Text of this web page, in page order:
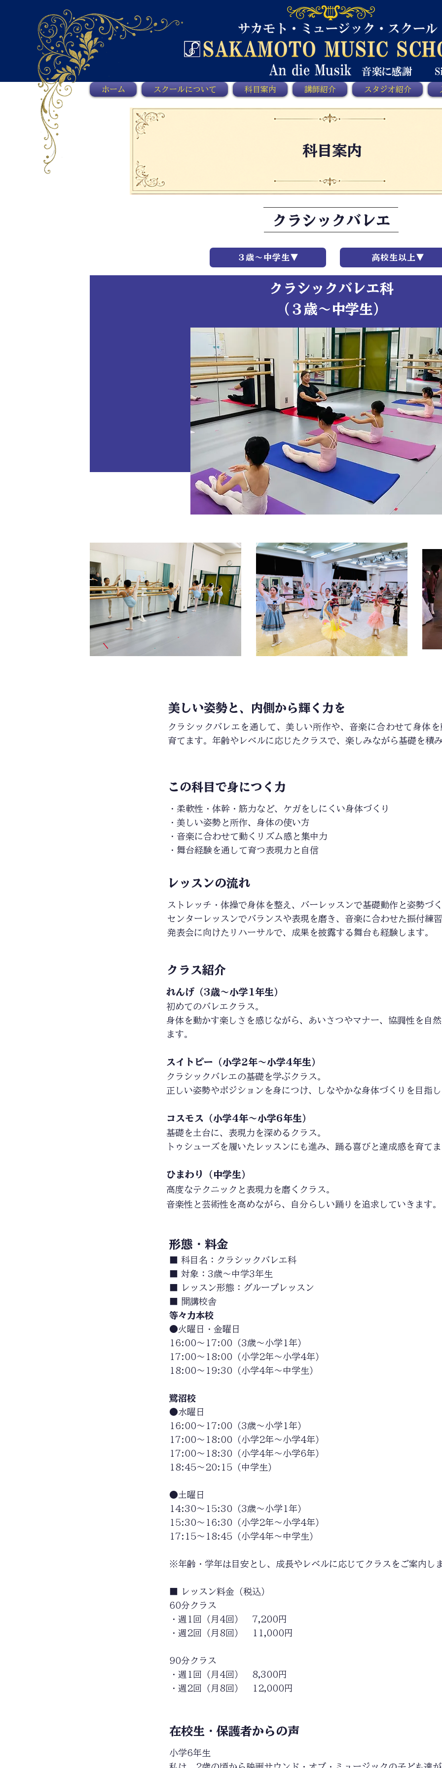
ホーム スクールについて 科目案内 講師紹介 スタジオ紹介
科目案内
クラシックバレエ
３歳～中学生▼ 高校生以上▼
​クラシックバレエ科
​（３歳～中学生）
美しい姿勢と、内側から輝く力を
クラシックバレエを通して、美しい所作や、音楽に合わせて身体
育てます。年齢やレベルに応じたクラスで、楽しみながら基礎を積
この科目で身につく力
・柔軟性・体幹・筋力など、ケガをしにくい身体づくり
・美しい姿勢と所作、身体の使い方
・音楽に合わせて動くリズム感と集中力
・舞台経験を通して育つ表現力と自信
レッスンの流れ
ストレッチ・体操で身体を整え、バーレッスンで基礎動作と姿勢づ
センターレッスンでバランスや表現を磨き、音楽に合わせた振付練
発表会に向けたリハーサルで、成果を披露する舞台も経験します。
クラス紹介
れんげ（3歳〜小学1年生）
初めてのバレエクラス。
身体を動かす楽しさを感じながら、あいさつやマナー、協調性を自
ます。
スイトピー（小学2年〜小学4年生）
クラシックバレエの基礎を学ぶクラス。
正しい姿勢やポジションを身につけ、しなやかな身体づくりを目指
コスモス（小学4年〜小学6年生）
基礎を土台に、表現力を深めるクラス。
トゥシューズを履いたレッスンにも進み、踊る喜びと達成感を育て
​ひまわり（中学生）
​高度なテクニックと表現力を磨くクラス。
音楽性と芸術性を高めながら、自分らしい踊りを追求していきます。
​形態・料金
■ 科目名：クラシックバレエ科
■ 対象：3歳〜中学3年生
■ レッスン形態：グループレッスン
■ 開講校舎
等々力本校
●火曜日・金曜日
16:00〜17:00（3歳〜小学1年）
17:00〜18:00（小学2年〜小学4年）
18:00〜19:30（小学4年〜中学生）
鷺沼校
●水曜日
16:00〜17:00（3歳〜小学1年）
17:00〜18:00（小学2年〜小学4年）
17:00〜18:30（小学4年〜小学6年）
18:45〜20:15（中学生）
●土曜日
14:30〜15:30（3歳〜小学1年）
15:30〜16:30（小学2年〜小学4年）
17:15〜18:45（小学4年〜中学生）
※年齢・学年は目安とし、成長やレベルに応じてクラスをご案内し
レッスン料金（税込）
60分クラス
・週1回（月4回） 7,200円
・週2回（月8回） 11,000円
90分クラス
・週1回（月4回） 8,300円
・週2回（月8回） 12,000円
在校生・保護者からの声
小学6年生